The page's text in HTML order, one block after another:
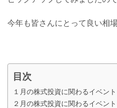
今年も皆さんにとって良い相
目次
１月の株式投資に関わるイベント
２月の株式投資に関わるイベント